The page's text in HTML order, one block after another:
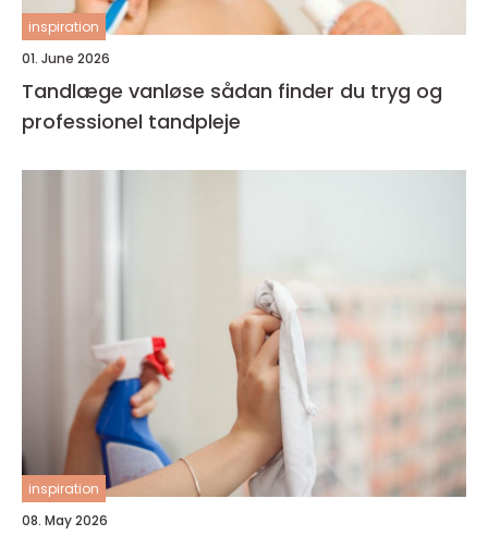
inspiration
01. June 2026
Tandlæge vanløse sådan finder du tryg og
professionel tandpleje
inspiration
08. May 2026